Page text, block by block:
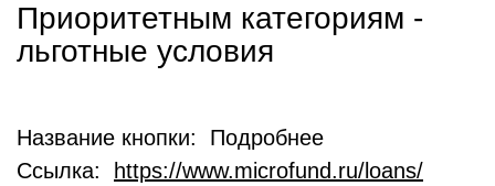
Приоритетным категориям -
льготные условия
Название кнопки: Подробнее
Ссылка:
https://www.microfund.ru/loans/